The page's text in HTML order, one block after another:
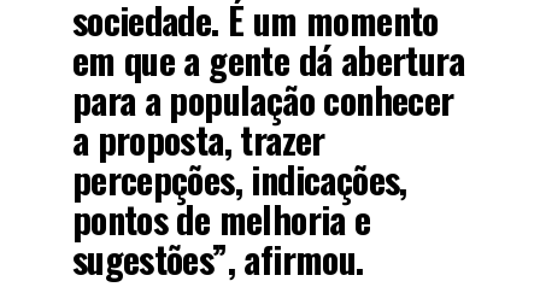
sociedade. É um momento
em que a gente dá abertura
para a população conhecer
a proposta, trazer
percepções, indicações,
pontos de melhoria e
sugestões”, afirmou.